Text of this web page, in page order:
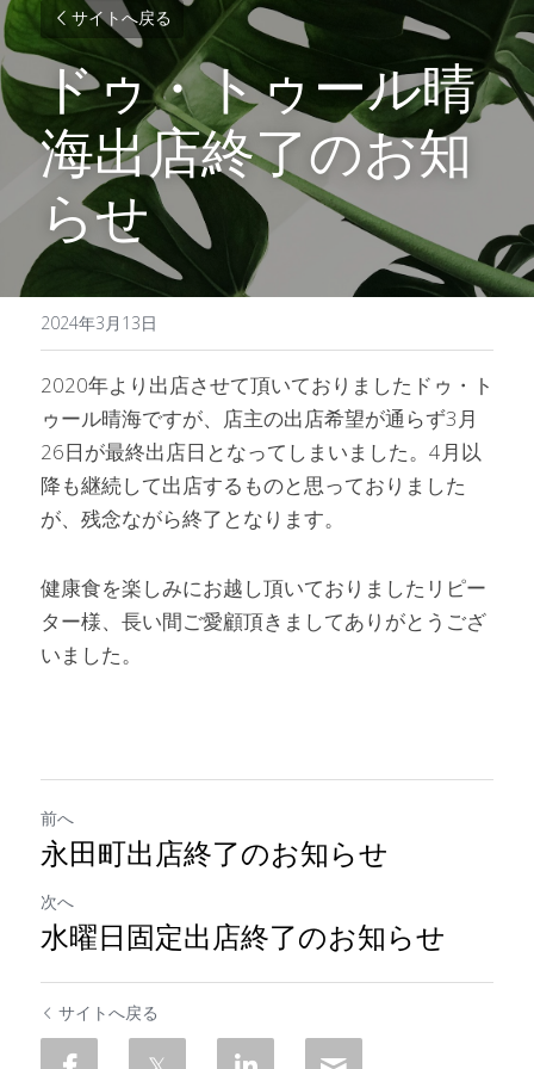
サイトへ戻る
ドゥ・トゥール晴
海出店終了のお知
らせ
2024年3月13日
2020年より出店させて頂いておりましたドゥ・ト
ゥール晴海ですが、店主の出店希望が通らず3月
26日が最終出店日となってしまいました。4月以
降も継続して出店するものと思っておりました
が、残念ながら終了となります。
健康食を楽しみにお越し頂いておりましたリピー
ター様、長い間ご愛顧頂きましてありがとうござ
いました。
前へ
永田町出店終了のお知らせ
次へ
水曜日固定出店終了のお知らせ
サイトへ戻る